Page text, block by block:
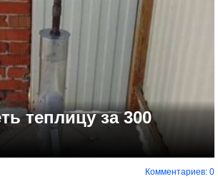
теплицу за 300
Комментариев: 0